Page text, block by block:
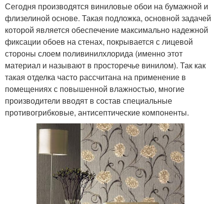
Сегодня производятся виниловые обои на бумажной и
флизелиной основе. Такая подложка, основной задачей
которой является обеспечение максимально надежной
фиксации обоев на стенах, покрывается с лицевой
стороны слоем поливинилхлорида (именно этот
материал и называют в просторечье винилом). Так как
такая отделка часто рассчитана на применение в
помещениях с повышенной влажностью, многие
производители вводят в состав специальные
противогрибковые, антисептические компоненты.